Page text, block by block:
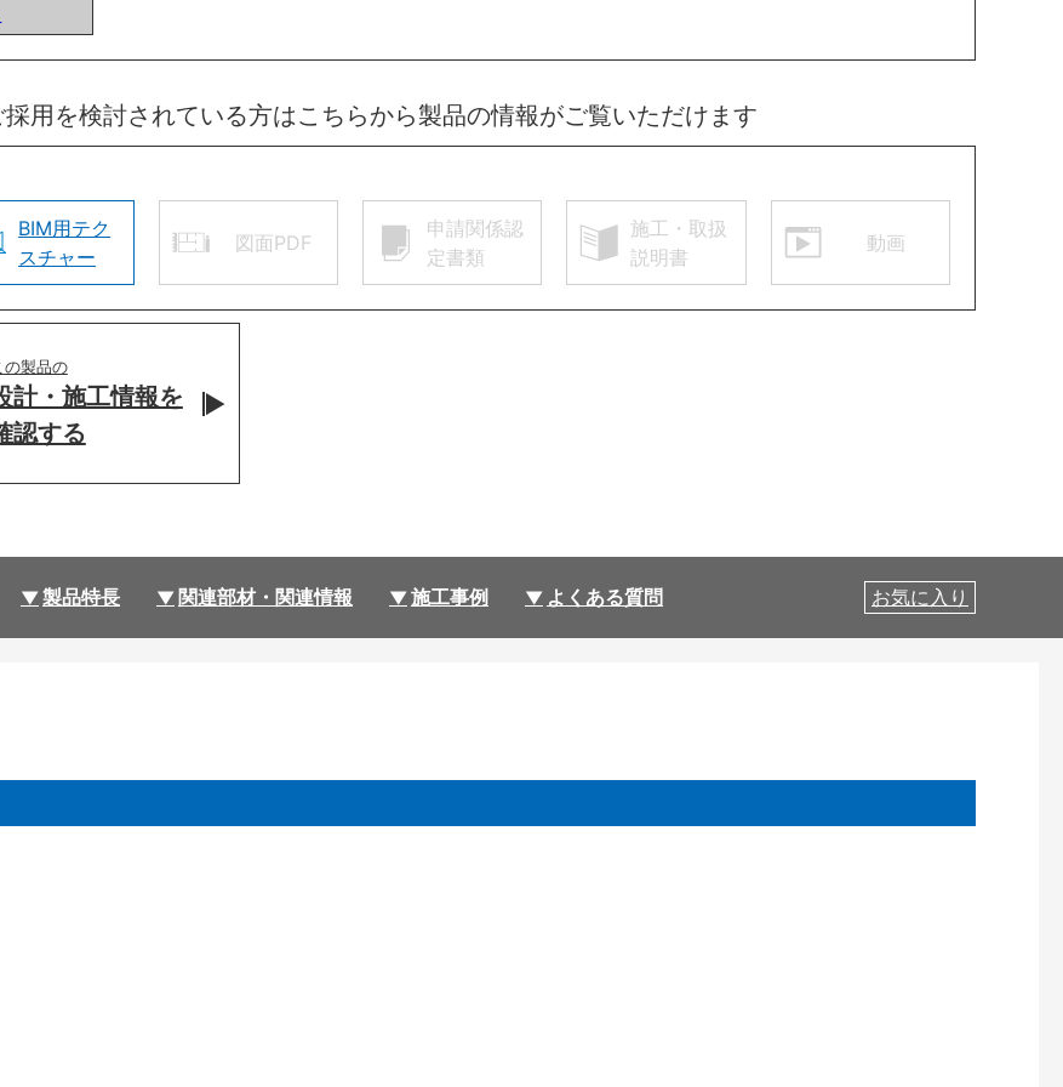
用を検討されている方はこちらから製品の情報がご覧いただけます
BIM用テク
スチャー
図面PDF
申請関係認
定書類
施工・取扱
説明書
動画
の製品の
計・施工情報を
認する
製品特長 関連部材・関連情報 施工事例 よくある質問 お気に入り